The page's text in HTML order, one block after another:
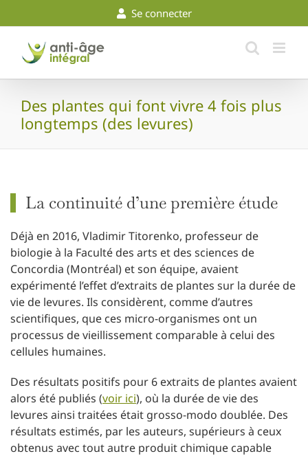
to
content
Se connecter
Des plantes qui font vivre 4 fois plus
longtemps (des levures)
La continuité d’une première étude
Déjà en 2016, Vladimir Titorenko, professeur de
biologie à la Faculté des arts et des sciences de
Concordia (Montréal) et son équipe, avaient
expérimenté l’effet d’extraits de plantes sur la durée de
vie de levures. Ils considèrent, comme d’autres
scientifiques, que ces micro-organismes ont un
processus de vieillissement comparable à celui des
cellules humaines.
Des résultats positifs pour 6 extraits de plantes avaient
alors été publiés (voir ici), où la durée de vie des
levures ainsi traitées était grosso-modo doublée. Des
résultats estimés, par les auteurs, supérieurs à ceux
obtenus avec tout autre produit chimique capable